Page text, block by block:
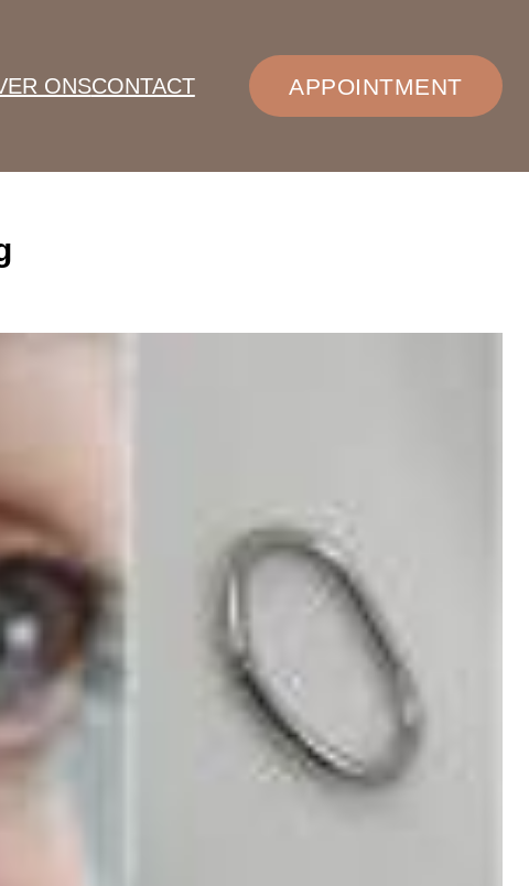
ONSCONTACT APPOINTMENT